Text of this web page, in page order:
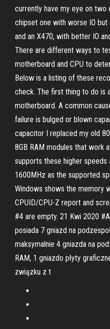
currently have my eye on two
chipset one with worse IO
and an X470, with better IO
There are different ways to
motherboard and CPU to
Below is a listing of these
check. The first thing to do is
motherboard. A common
failure is bulged or blown
capacitor I replaced my old
8GB RAM modules that work
supports these higher speeds
1600MHz as the supported
Windows shows the memory
CPUID/CPU-Z report and
#4 are empty. 21 Kwi 2020
posiada 7 gniazd na
maksymalnie 4 gniazda na
RAM, 1 gniazdo płyty
związku z t